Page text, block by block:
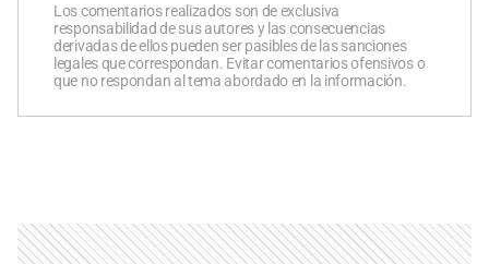
Los comentarios realizados son de exclusiva
responsabilidad de sus autores y las consecuencias
derivadas de ellos pueden ser pasibles de las sanciones
legales que correspondan. Evitar comentarios ofensivos o
que no respondan al tema abordado en la información.